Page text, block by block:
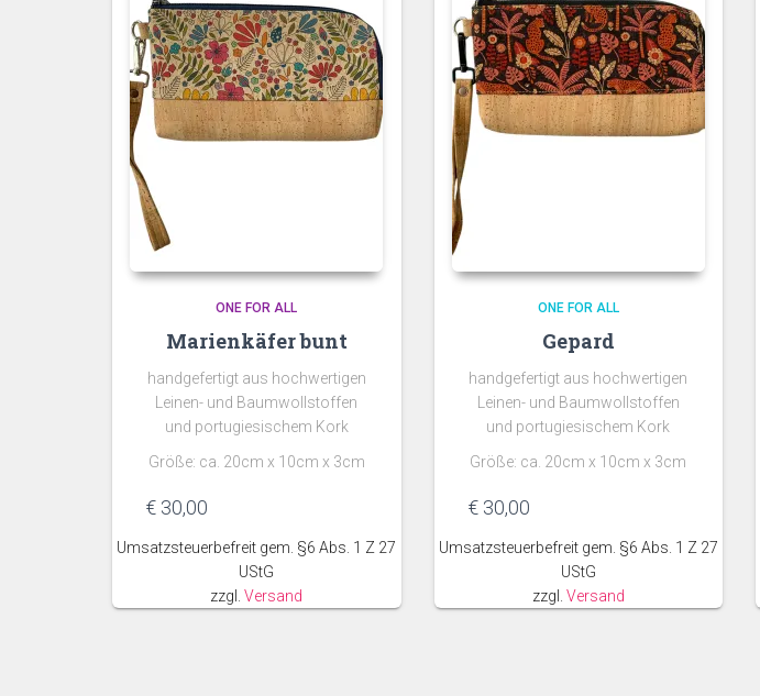
ONE FOR ALL
Marienkäfer bunt
handgefertigt aus hochwertigen
Leinen- und Baumwollstoffen
und portugiesischem Kork
Größe: ca. 20cm x 10cm x 3cm
€ 30,00
Umsatzsteuerbefreit gem. §6 Abs. 1 Z 27
UStG
zzgl.Versand
ONE FOR ALL
Gepard
handgefertigt aus hochwertigen
Leinen- und Baumwollstoffen
und portugiesischem Kork
Größe: ca. 20cm x 10cm x 3cm
€30,00
Umsatzsteuerbefreit gem. §6 Abs. 1 Z 27
UStG
zzgl. Versand